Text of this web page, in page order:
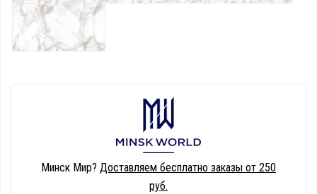
Минск Мир? Доставляем бесплатно заказы от 250
руб.